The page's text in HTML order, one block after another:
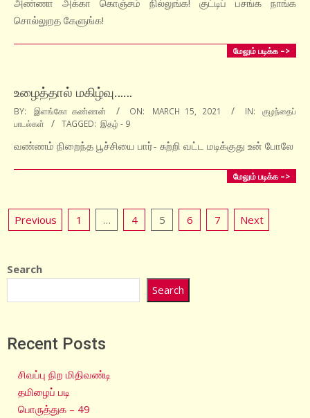
அண்ணா அக்கா கொஞ்சம் நில்லுங்க! குட்டிப் பசங்க நாங்க
சொல்லுறத கேளுங்க!
மேலும் படிக்க –>
உழைத்தால் மகிழ்வு……
2021-
03-
15
BY: இளங்கோ கண்ணன் ON: MARCH 15, 2021 IN:
குழந்தைப்
பாடல்கள்
TAGGED: இதழ் - 9
வண்ணம் நிறைந்த பூச்சியை பார்- சுற்றி வட்ட மடிக்குது உன் போலே
மேலும் படிக்க –>
Posts
Previous 1 … 4 5 6 7 Next
Search
Search
Recent Posts
சிவப்பு நிற மிதிவண்டி
தமிழைப் படி
பொருத்துக – 49